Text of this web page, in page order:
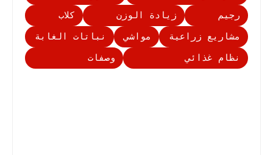
رجيم
زيادة الوزن
كلاب
مشاريع زراعية
مواشي
نباتات الغابة
نظام غذائي
وصفات